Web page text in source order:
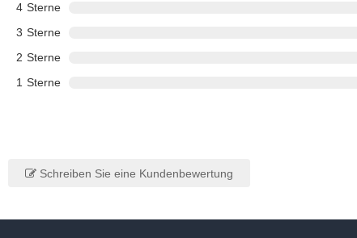
4 Sterne
3 Sterne
2 Sterne
1 Sterne
Schreiben Sie eine Kundenbewertung